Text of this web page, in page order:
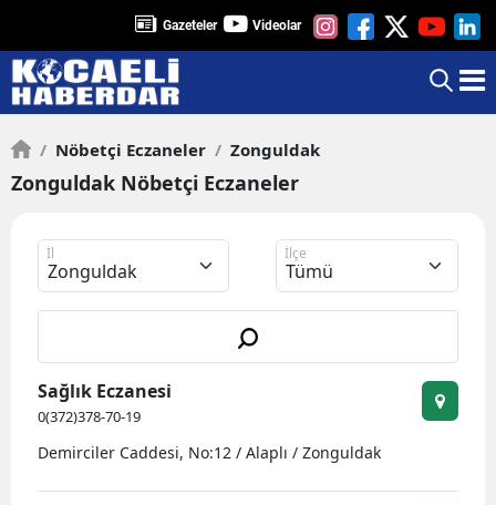
Gazeteler Videolar
/ Nöbetçi Eczaneler / Zonguldak
Zonguldak Nöbetçi Eczaneler
İl İlçe
Sağlık Eczanesi
0(372)378-70-19
Demirciler Caddesi, No:12 / Alaplı / Zonguldak